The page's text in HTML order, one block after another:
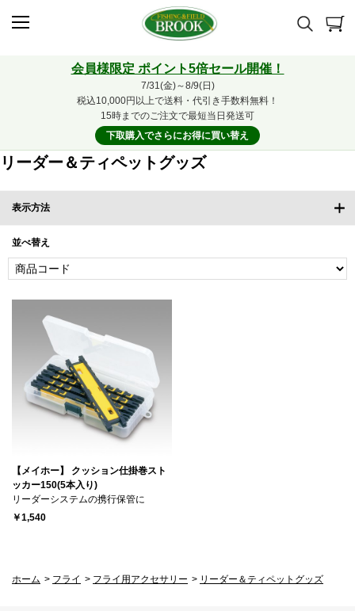
会員様限定 ポイント5倍セール開催！
7/31(金)～8/9(日)
税込10,000円以上で送料・代引き手数料無料！
15時までのご注文で最短当日発送可
下取購入でさらにお得に買い替え
リーダー＆ティペットグッズ
表示方法
並べ替え
【メイホー】 クッション仕掛巻スト
ッカー150(5本入り)
リーダーシステムの携行保管に
￥1,540
ホーム > フライ > フライ用アクセサリー > リーダー＆ティペットグッズ